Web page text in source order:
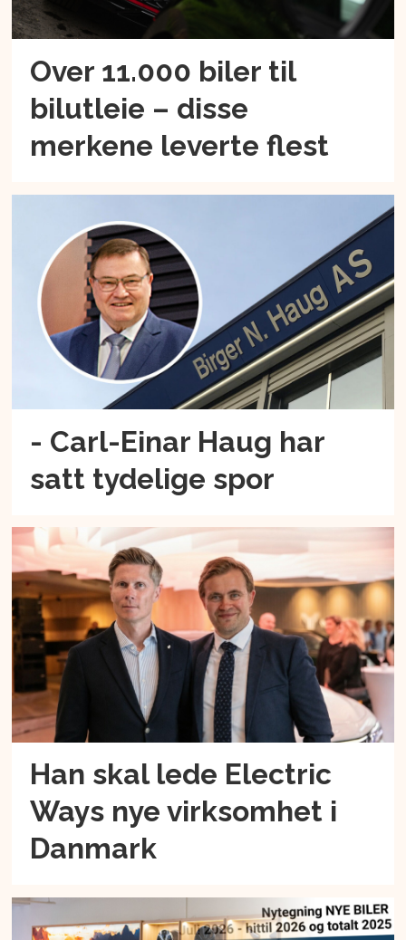
Over 11.000 biler til
bilutleie – disse
merkene leverte flest
- Carl-Einar Haug har
satt tydelige spor
Han skal lede Electric
Ways nye virksomhet i
Danmark